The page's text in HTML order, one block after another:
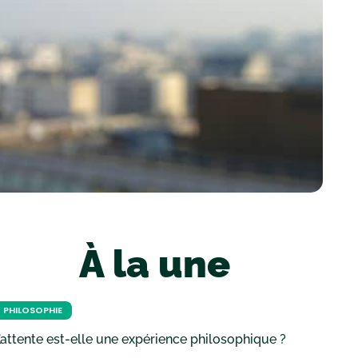
À la une
PHILOSOPHIE
est-elle une expérience philosophique ?